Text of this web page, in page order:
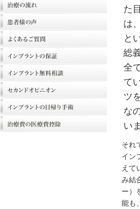
た
は
と
総
全
て
ツ
な
い
それ
イン
えて
み結
ー）
能も